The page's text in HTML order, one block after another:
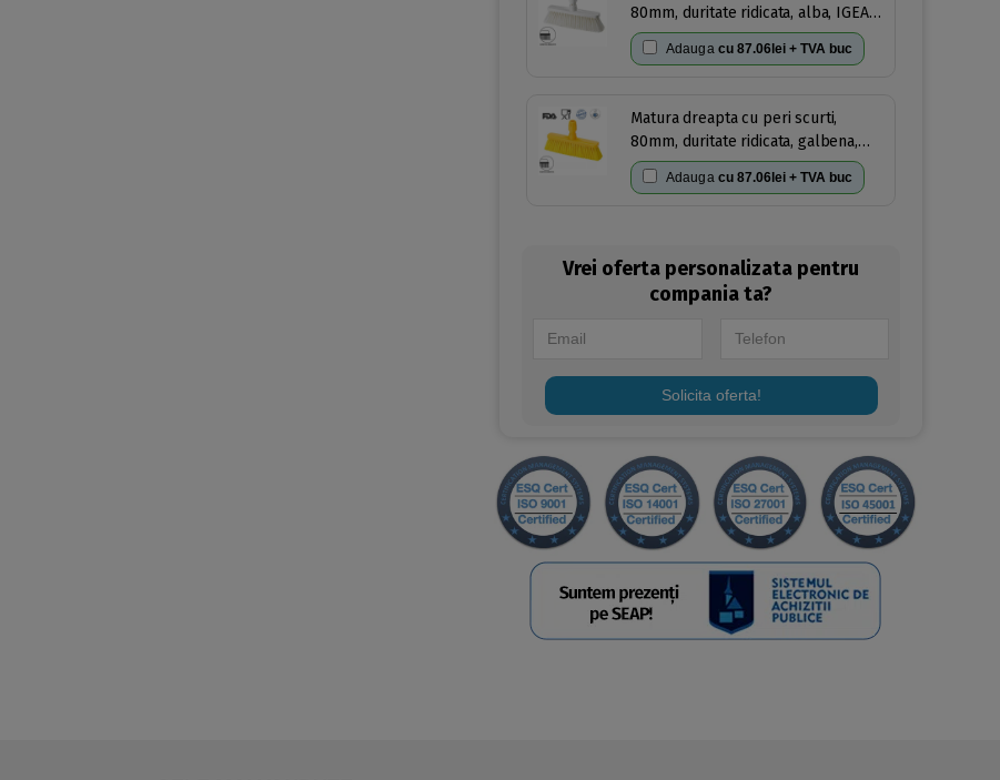
80mm, duritate ridicata, alba, IGEAX
1031, termorezistenta, auclavare
121°C, pentru industria alimentara,
Adaugacu87.06lei + TVA buc
Matura dreapta cu peri scurti,
80mm, duritate ridicata, galbena,
IGEAX 1031, termorezistenta,
auclavare 121°C, pentru industria
Adaugacu87.06lei + TVA buc
Vrei oferta personalizata pentru
compania ta?
Solicita oferta!